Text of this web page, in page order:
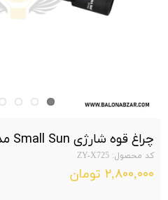
چراغ قوه شارژی Small Sun مدل ZY-X725
کد محصول: ZY-X725
۲,۸۰۰,۰۰۰ تومان